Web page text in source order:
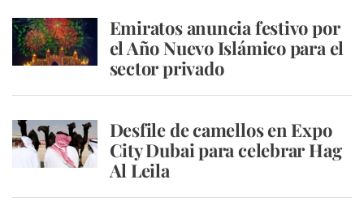
Emiratos anuncia festivo por
el Año Nuevo Islámico para el
sector privado
Desfile de camellos en Expo
City Dubai para celebrar Hag
Al Leila